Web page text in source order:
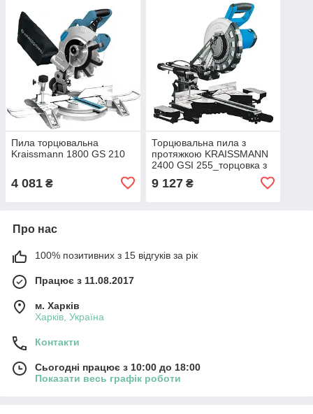
Пила торцювальна
Kraissmann 1800 GS 210
4 081 ₴
Торцювальна пила з
протяжкою KRAISSMANN
2400 GSI 255_торцовка з
9 127₴
Про нас
100% позитивних з 15 відгуків за рік
Працює з 11.08.2017
м. Харків
Харків, Україна
Контакти
Сьогодні працює з 10:00 до 18:00
Показати весь графік роботи